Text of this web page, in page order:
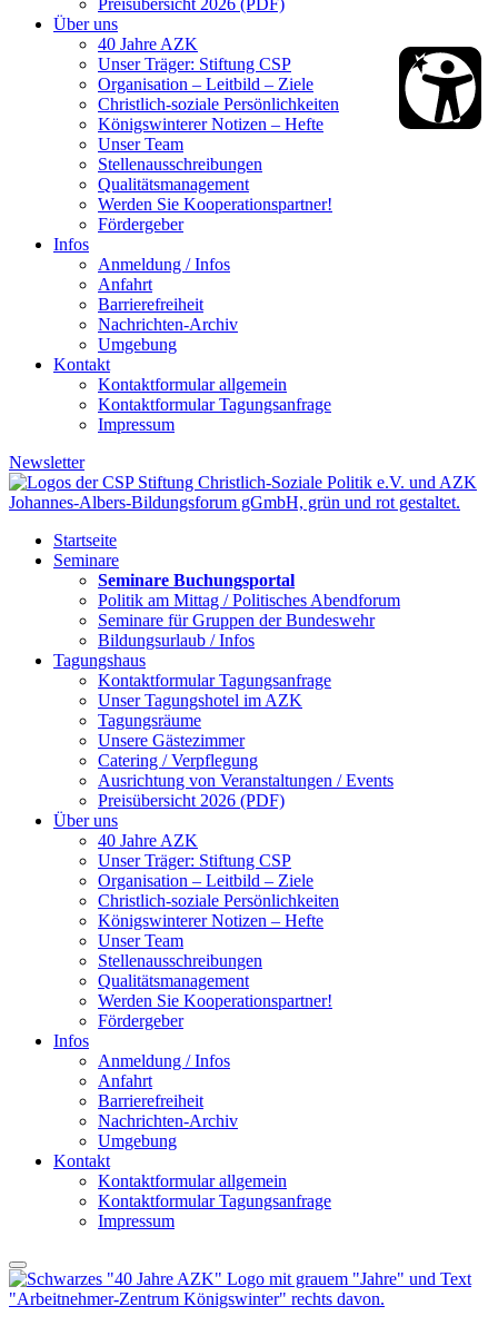
Preisübersicht 2026 (PDF)
Über uns
40 Jahre AZK
Unser Träger: Stiftung CSP
Organisation – Leitbild – Ziele
Christlich-soziale Persönlichkeiten
Königswinterer Notizen – Hefte
Unser Team
Stellenausschreibungen
Qualitätsmanagement
Werden Sie Kooperationspartner!
Fördergeber
Infos
Anmeldung / Infos
Anfahrt
Barrierefreiheit
Nachrichten-Archiv
Umgebung
Kontakt
Kontaktformular allgemein
Kontaktformular Tagungsanfrage
Impressum
Newsletter
Startseite
Seminare
Seminare Buchungsportal
Politik am Mittag / Politisches Abendforum
Seminare für Gruppen der Bundeswehr
Bildungsurlaub / Infos
Tagungshaus
Kontaktformular Tagungsanfrage
Unser Tagungshotel im AZK
Tagungsräume
Unsere Gästezimmer
Catering / Verpflegung
Ausrichtung von Veranstaltungen / Events
Preisübersicht 2026 (PDF)
Über uns
40 Jahre AZK
Unser Träger: Stiftung CSP
Organisation – Leitbild – Ziele
Christlich-soziale Persönlichkeiten
Königswinterer Notizen – Hefte
Unser Team
Stellenausschreibungen
Qualitätsmanagement
Werden Sie Kooperationspartner!
Fördergeber
Infos
Anmeldung / Infos
Anfahrt
Barrierefreiheit
Nachrichten-Archiv
Umgebung
Kontakt
Kontaktformular allgemein
Kontaktformular Tagungsanfrage
Impressum